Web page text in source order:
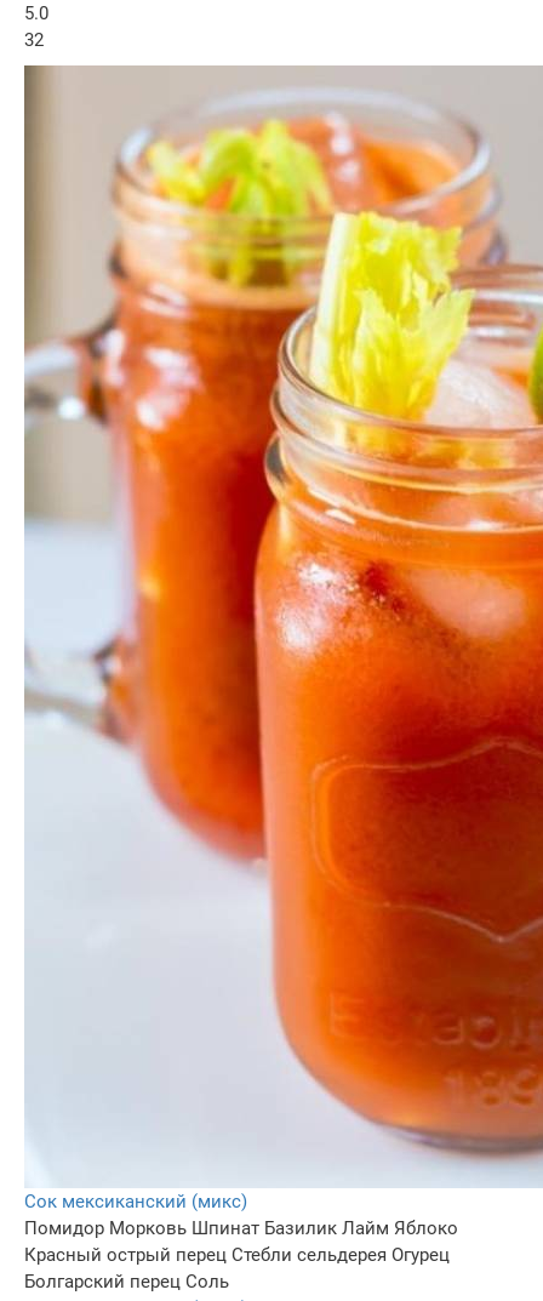
5.0
32
Сок мексиканский (микс)
Помидор Морковь Шпинат Базилик Лайм Яблоко
Красный острый перец Стебли сельдерея Огурец
Болгарский перец Соль